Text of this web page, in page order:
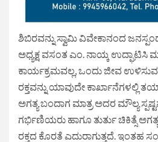
ಶಿಬಿರವನ್ನು ಸ್ವಾಮಿ ವಿವೇಕಾನಂದ
ಅಧ್ಯಕ್ಷ ವಸಂತ ಎಂ. ನಾಯ್ಕ ಉದ್ಘಾಟಿಸಿ
ಕಾರ್ಯಕ್ರಮವಲ್ಲ, ಒಂದು ಜೀವ
ರಕ್ತವನ್ನು ಯಾವುದೇ ಕಾರ್ಖಾನೆಗಳಲ್ಲಿ
ಅಗತ್ಯ ಬಂದಾಗ ಮಾತ್ರ ಅದರ ಮೌಲ್ಯ
ಗರ್ಭಿಣಿಯರು ಹಾಗೂ ತುರ್ತು ಚಿಕಿತ್ಸೆ
ರಕ್ತದ ಕೊರತೆ ಎದುರಾಗುತ್ತದೆ. ಇಂತಹ